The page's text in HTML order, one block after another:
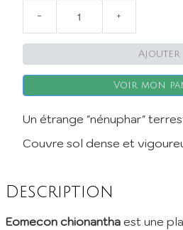
− +
Ajouter
Voir mon
Un étrange "nénuphar"
Couvre sol dense et
Description
Eomecon chionantha est une